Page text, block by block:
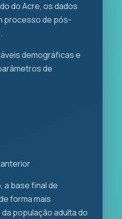
do Acre, os dados
processo de pós-
demográficas e
de
base final de
forma mais
população adulta do